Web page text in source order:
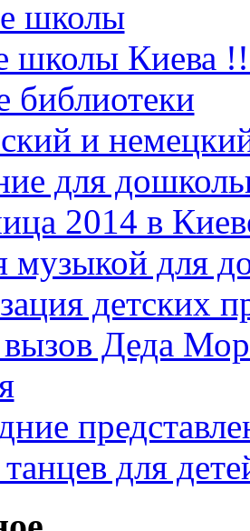
школы
школы Киева
библиотеки
и
для
2014 в
музыкой для
детских
вызов Деда
для